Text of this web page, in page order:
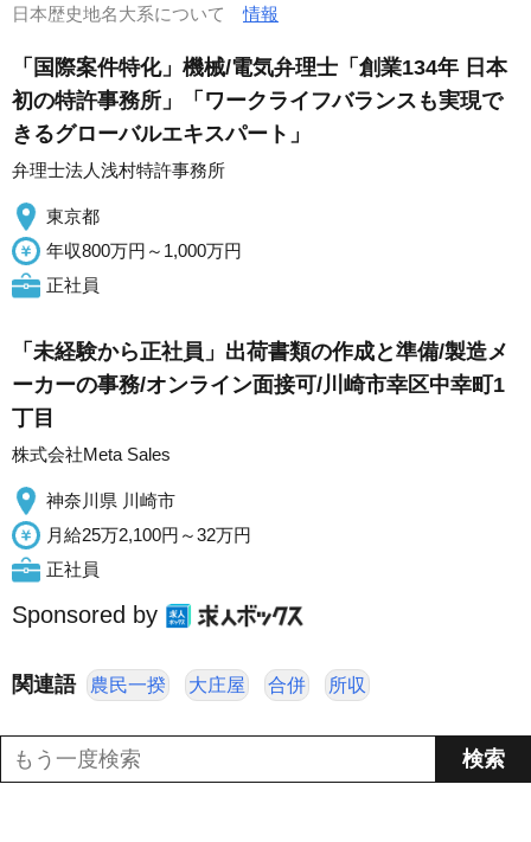
日本歴史地名大系について情報
「国際案件特化」機械/電気弁理士「創業134年 日本
初の特許事務所」「ワークライフバランスも実現で
きるグローバルエキスパート」
弁理士法人浅村特許事務所
東京都
年収800万円～1,000万円
正社員
「未経験から正社員」出荷書類の作成と準備/製造メ
ーカーの事務/オンライン面接可/川崎市幸区中幸町1
丁目
株式会社Meta Sales
神奈川県 川崎市
月給25万2,100円～32万円
正社員
Sponsored by
関連語 農民一揆 大庄屋 合併 所収